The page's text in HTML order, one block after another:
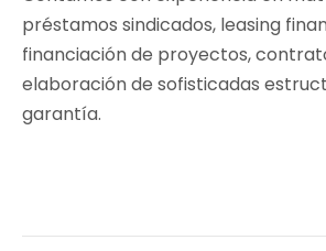
préstamos sindicados, leasing
financiación de proyectos,
elaboración de sofisticadas
garantía.